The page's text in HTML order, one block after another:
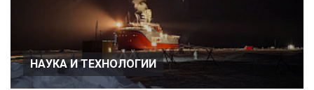
НАУКА И ТЕХНОЛОГИИ